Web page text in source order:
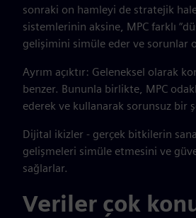
sonraki on hamleyi de stratejik
sistemlerinin aksine, MPC farklı
gelişimini simüle eder ve sorunlar
Ayrım açıktır: Geleneksel olarak
benzer. Bununla birlikte, MPC
ederek ve kullanarak sorunsuz bir
Dijital ikizler - gerçek bitkilerin
gelişmeleri simüle etmesini ve
sağlarlar.
Veriler çok